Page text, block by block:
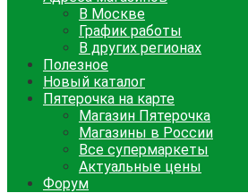
В Москве
График работы
В других регионах
Полезное
Новый каталог
Пятерочка на карте
Магазин Пятерочка
Магазины в России
Все супермаркеты
Актуальные цены
Форум